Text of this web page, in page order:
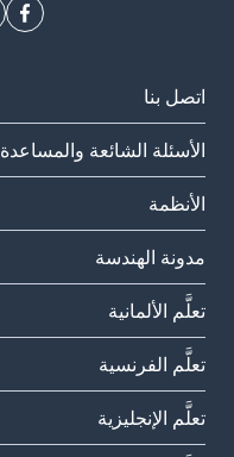
اتصل بنا
الأسئلة الشائعة والمساعدة
الأنظمة
مدونة الهندسة
تعلَّم الألمانية
تعلَّم الفرنسية
تعلَّم الإنجليزية